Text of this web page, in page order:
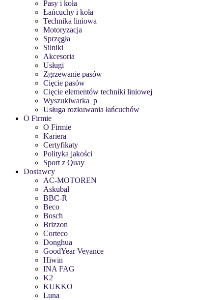
Pasy i koła
Łańcuchy i koła
Technika liniowa
Motoryzacja
Sprzęgła
Silniki
Akcesoria
Usługi
Zgrzewanie pasów
Cięcie pasów
Cięcie elementów techniki liniowej
Wyszukiwarka_p
Usługa rozkuwania łańcuchów
O Firmie
O Firmie
Kariera
Certyfikaty
Polityka jakości
Sport z Quay
Dostawcy
AC-MOTOREN
Askubal
BBC-R
Beco
Bosch
Brizzon
Corteco
Donghua
GoodYear Veyance
Hiwin
INA FAG
K2
KUKKO
Luna